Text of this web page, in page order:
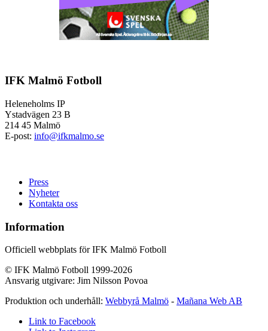
IFK Malmö Fotboll
Heleneholms IP
Ystadvägen 23 B
214 45 Malmö
E-post: info@ifkmalmo.se
Press
Nyheter
Kontakta oss
Information
Officiell webbplats för IFK Malmö Fotboll
© IFK Malmö Fotboll 1999-2026
Ansvarig utgivare: Jim Nilsson Povoa
Produktion och underhåll: Webbyrå Malmö - Mañana Web AB
Link to Facebook